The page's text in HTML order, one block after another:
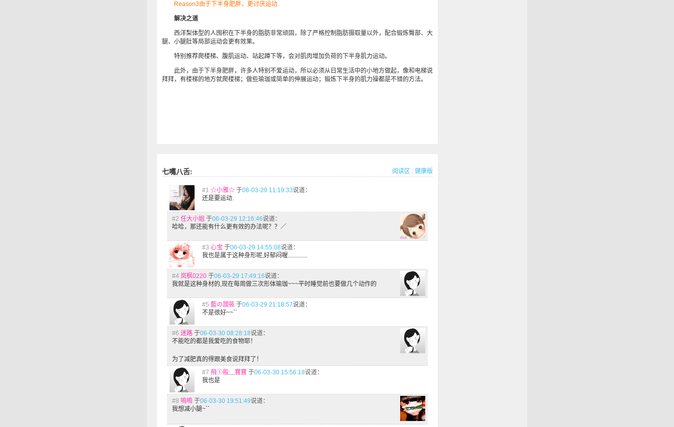
Reason3由于下半身肥胖，更讨厌运动
解决之道
西洋梨体型的人囤积在下半身的脂肪非常顽固，除了严格控制脂肪摄取量以外，配合锻炼臀部、大
腿、小腿肚等局部运动会更有效果。
特别推荐爬楼梯、腹肌运动、站起蹲下等，会对肌肉增加负荷的下半身肌力运动。
此外，由于下半身肥胖，许多人特别不爱运动，所以必须从日常生活中的小地方做起，像和电梯说
拜拜，有楼梯的地方就爬楼梯；做些瑜珈或简单的伸展运动；锻炼下半身的肌力操都是不错的方法。
七嘴八舌: 阅读区 : 健康版
#1 ☆小雅☆ 于06-03-29 11:19:33说道：
还是要运动.
#2 任大小姐 于06-03-29 12:16:46说道：
哈哈，那还能有什么更有效的办法呢？？／
#3 心宝 于06-03-29 14:55:08说道：
我也是属于这种身形呢,好郁闷喔.............
#4 岚枫0220 于06-03-29 17:49:16说道：
我就是这种身材的,现在每周做三次形体瑜珈~~~平时睡觉前也要做几个动作的
#5 藍の靉筱 于06-03-29 21:18:57说道：
不是很好~~``
#6 迷路 于06-03-30 08:28:18说道：
不能吃的都是我爱吃的食物耶！
为了减肥真的得跟美食说拜拜了！
#7 飛①般﹏寶寶 于06-03-30 15:56:18说道：
我也是
#8 嗚嗚 于06-03-30 19:51:49说道：
我想减小腿~``